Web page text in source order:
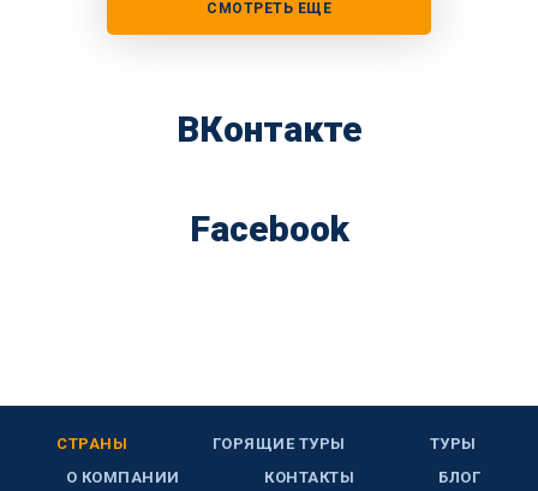
СМОТРЕТЬ ЕЩЕ
ВКонтакте
Facebook
СТРАНЫ ГОРЯЩИЕ ТУРЫ
ТУРЫ
О КОМПАНИИ
КОНТАКТЫ БЛОГ